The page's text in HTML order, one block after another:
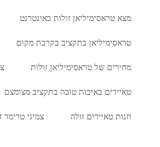
מצא טראסימיליאן זולות באינטרנט
טראסימיליאן בתקציב בקרבת מקום
מחירים של טראסימיליאן זולות
טאיירים באיכות טובה בתקציב מצומצם
חנות טאיירים זולה צמיגי טרימר